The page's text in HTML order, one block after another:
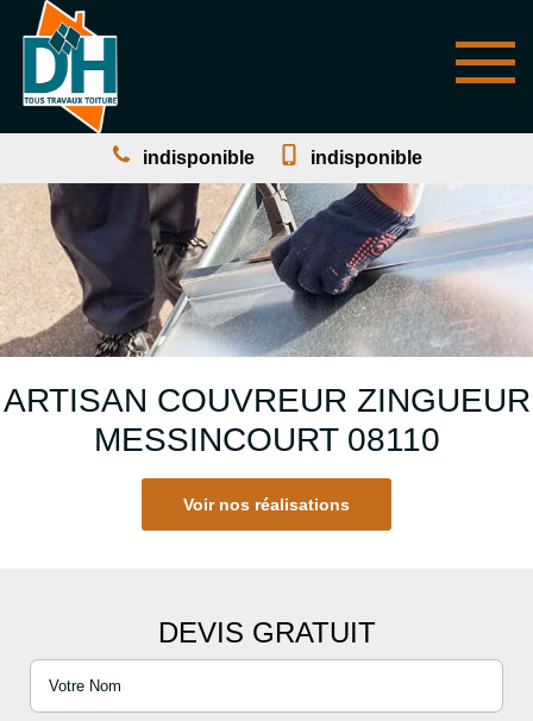
indisponible indisponible
ARTISAN COUVREUR ZINGUEUR
MESSINCOURT 08110
Voir nos réalisations
DEVIS GRATUIT